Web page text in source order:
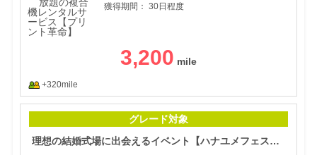
獲得期間： 30日程度
3,200
+320mile
グレード対象
理想の結婚式場に出会えるイベント【ハナユメフェスタ】